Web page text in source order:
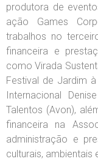
produtora de
ação Games
trabalhos no
financeira e
como Virada
Festival de Jardim
Internacional
Talentos (Avon),
financeira na
administração e
culturais,